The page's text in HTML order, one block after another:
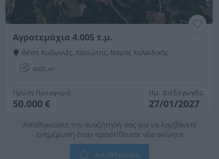
Αγροτεμάχιο 4.005 τ.μ.
Θέση Κυδωνιές, Χανιώτης, Νομός Χαλκιδικής
4005 m²
Πρώτη Προσφορά:
50.000 €
Ημ. Διεξαγωγής:
27/01/2027
Αποθηκεύστε την αναζήτησή σας για να λαμβάνετε
ενημέρωση όταν προστίθενται νέα ακίνητα
Αποθήκευση